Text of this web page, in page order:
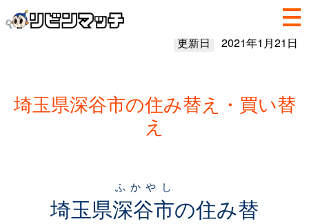
更新日 2021年1月21日
埼玉県深谷市の住み替え・買い替
え
埼玉県深谷市
ふかやし
の住み替